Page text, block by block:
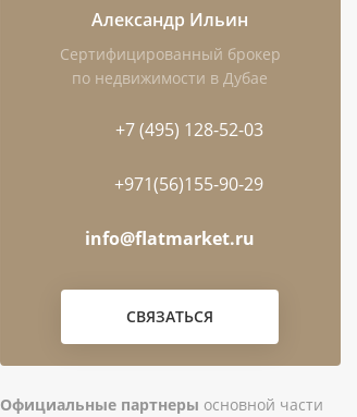
Александр Ильин
Сертифицированный брокер
по недвижимости в Дубае
+7 (495) 128-52-03
+971(56)155-90-29
info@flatmarket.ru
СВЯЗАТЬСЯ
Официальные партнеры основной части